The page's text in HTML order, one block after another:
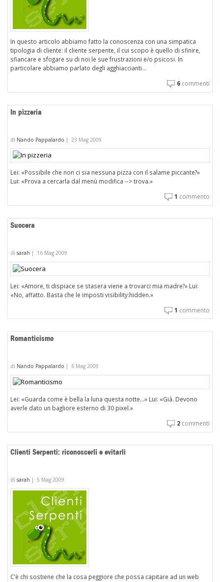
In questo articolo abbiamo fatto la conoscenza con una simpatica
tipologia di cliente: il cliente serpente, il cui scopo è quello di sfinire,
sfiancare e sfogare su di noi le sue frustrazioni e/o psicosi. In
particolare abbiamo parlato degli agghiaccianti...
6 commenti
In pizzeria
di Nando Pappalardo | 23 Mag 2009
Lei: «Possibile che non ci sia nessuna pizza con il salame piccante?»
Lui: «Prova a cercarla dal menù modifica --> trova.»
1 commento
Suocera
di sarah | 16 Mag 2009
Lei: «Amore, ti dispiace se stasera viene a trovarci mia madre?» Lui:
«No, affatto. Basta che le imposti visibility:hidden.»
1 commento
Romanticismo
di Nando Pappalardo | 6 Mag 2009
Lei: «Guarda come è bella la luna questa notte...» Lui: «Già. Devono
averle dato un bagliore esterno di 30 pixel.»
2 commenti
Clienti Serpenti: riconoscerli e evitarli
di sarah | 5 Mag 2009
C’è chi sostiene che la cosa peggiore che possa capitare ad un web